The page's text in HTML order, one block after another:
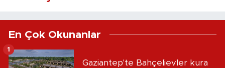
En Çok Okunanlar
Gaziantep'te Bahçelievler kura
1